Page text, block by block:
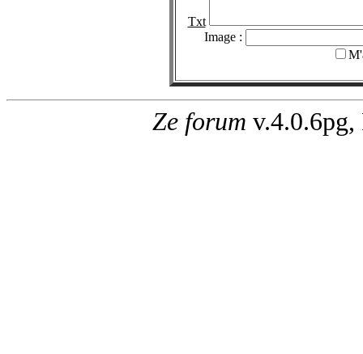
Txt
Image :
Ze forum